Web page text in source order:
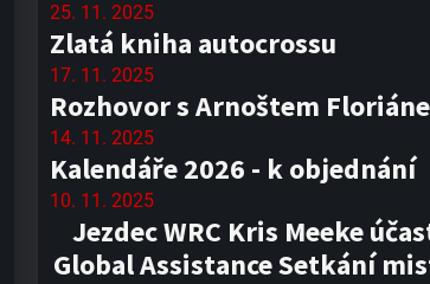
25. 11. 2025
Zlatá kniha autocrossu
17. 11. 2025
Rozhovor s Arnoštem
14. 11. 2025
Kalendáře 2026 - k objednání
10. 11. 2025
Jezdec WRC Kris Meeke
Global Assistance Setkání